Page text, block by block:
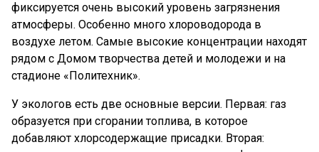
фиксируется очень высокий уровень загрязнения
атмосферы. Особенно много хлороводорода в
воздухе летом. Самые высокие концентрации находят
рядом с Домом творчества детей и молодежи и на
стадионе «Политехник».
У экологов есть две основные версии. Первая: газ
образуется при сгорании топлива, в которое
добавляют хлорсодержащие присадки. Вторая: